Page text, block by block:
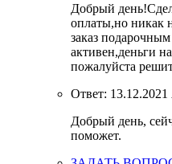
Добрый
оплаты,но никак
заказ
активен,деньги
пожалуйста
Ответ: 13.12.2021
Добрый день,
поможет.